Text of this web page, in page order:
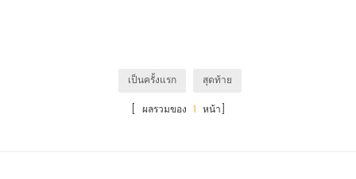
เป็นครั้งแรก
สุดท้าย
[ ผลรวมของ 1 หน้า]